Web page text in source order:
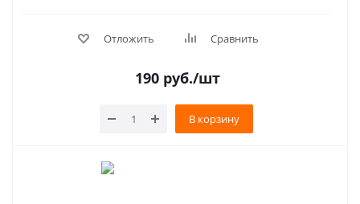
Отложить Сравнить
190руб./шт
В корзину